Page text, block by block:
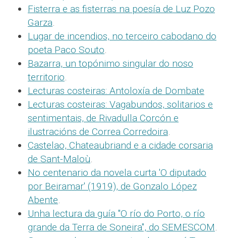
Fisterra e as fisterras na poesía de Luz Pozo
Garza.
Lugar de incendios, no terceiro cabodano do
poeta Paco Souto.
Bazarra, un topónimo singular do noso
territorio.
Lecturas costeiras: Antoloxía de Dombate
Lecturas costeiras: Vagabundos, solitarios e
sentimentais, de Rivadulla Corcón e
ilustracións de Correa Corredoira.
Castelao, Chateaubriand e a cidade corsaria
de Sant-Maloù.
No centenario da novela curta 'O diputado
por Beiramar' (1919), de Gonzalo López
Abente.
Unha lectura da guía "O río do Porto, o río
grande da Terra de Soneira", do SEMESCOM.